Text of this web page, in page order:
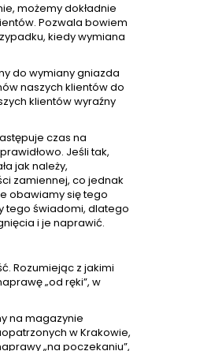
możemy dokładnie
Pozwala bowiem
kiedy wymiana
do wymiany gniazda
naszych klientów do
klientów wyraźny
czas na
Jeśli tak,
jak należy,
zamiennej, co jednak
obawiamy się tego
tego świadomi, dlatego
i je naprawić.
Rozumiejąc z jakimi
„od ręki”, w
na magazynie
w Krakowie,
„na poczekaniu”,